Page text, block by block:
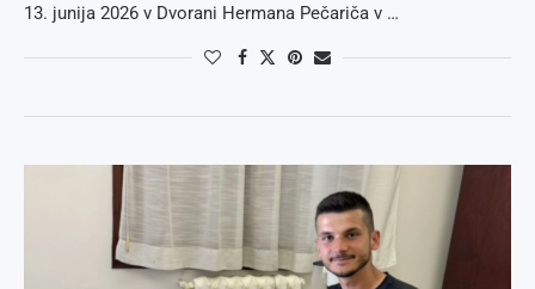
13. junija 2026 v Dvorani Hermana Pečariča v …